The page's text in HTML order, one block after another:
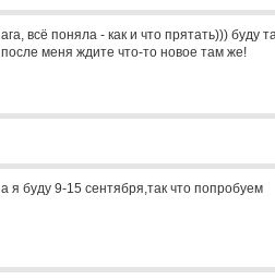
ага, всё поняла - как и что прятать))) буду
после меня ждите что-то новое там же!
а я буду 9-15 сентября,так что попробуем